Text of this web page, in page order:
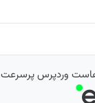
وردپرس پرسرعت